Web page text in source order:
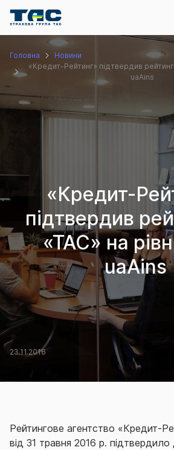
Головна
Новини
«Кредит-Рейтинг» підтвердив рейтинг
uaAins
«Кредит-
підтвердив
«ТАС» на
uaAins
23.11.2016
Рейтингове агентство «Кредит-
від 31 травня 2016 р.